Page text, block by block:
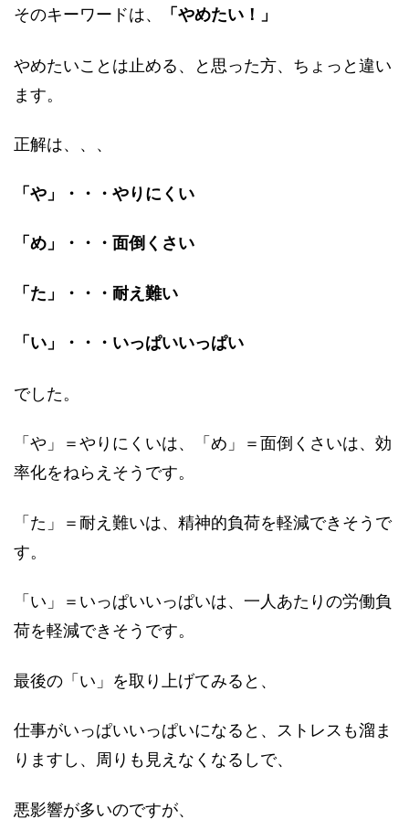
そのキーワードは、 「やめたい！」
やめたいことは止める、と思った方、ちょっと違い
ます。
正解は、、、
「や」・・・やりにくい
「め」・・・面倒くさい
「た」・・・耐え難い
「い」・・・いっぱいいっぱい
でした。
「や」＝やりにくいは、「め」＝面倒くさいは、効
率化をねらえそうです。
「た」＝耐え難いは、精神的負荷を軽減できそうで
す。
「い」＝いっぱいいっぱいは、一人あたりの労働負
荷を軽減できそうです。
最後の「い」を取り上げてみると、
仕事がいっぱいいっぱいになると、ストレスも溜ま
りますし、周りも見えなくなるしで、
悪影響が多いのですが、